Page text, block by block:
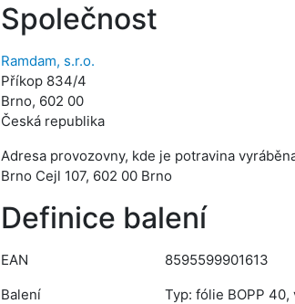
Společnost
Ramdam, s.r.o.
Příkop 834/4
Brno, 602 00
Česká republika
Adresa provozovny, kde je potravina
Brno Cejl 107, 602 00 Brno
Definice balení
EAN
8595599901613
Balení
Typ: fólie BOPP